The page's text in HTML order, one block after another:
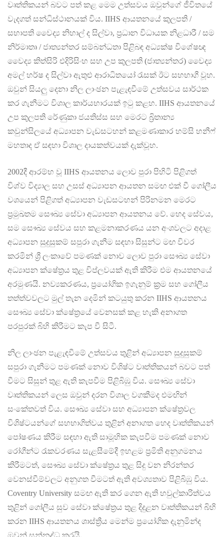
වෘත්තිකයන් බවට පත් කළ මෙම උත්සවය ඔවුන්ගේ ජීවිතයේ
වැදගත් සන්ධිස්ථානයක් විය. IIHS ආයතනයේ කුලපති /
සභාපති වෛද්‍ය නිහාල් ද සිල්වා, ප්‍රධාන විධායක නිළධාරී / සම
නිර්මාතෘ / ජාත්‍යන්තර සම්බන්ධතා පිළිබඳ අධ්‍යක්ෂ විශේෂඥ
වෛද්‍ය කිත්සිරි එදිරිසිංහ සහ උප කුලපති (ජාත්‍යන්තර) වෛද්‍ය
අමල් හර්ෂ ද සිල්වා ඇතුළු ආරාධිතයෝ රැසක් ඊට සහභාගී වූහ.
ඔවුන් සියලු දෙනා නිල ලාංඡන පැළැඳවීමේ උත්සවය සාර්ථක
කර ගැනීමට විශාල කාර්යභාරයක් ඉටු කළහ. IIHS ආයතනයේ
උප කුලපති රේණුකා ජයතිස්ස සහ මෙරට බ්‍රිතාන්‍ය
කවුන්සිලයේ අධ්‍යාපන වැඩසටහන් කළමණාකාර හම්සි හනීෆ්
මහතාද ඒ සඳහා විශාල දායකත්වයක් දැක්වූහ.
2002දී ආරම්භ වූ IIHS ආයතනය ලොව පුරා පිහිටි පිළිගත්
විශ්ව විද්‍යාල සහ උසස් අධ්‍යාපන ආයතන සමඟ එක් වී ගෝලීය
වශයෙන් පිළිගත් අධ්‍යාපන වැඩසටහන් පිරිනමන මෙරට
ප්‍රමුඛතම සෞඛ්‍ය සේවා අධ්‍යාපන ආයතනය වේ. හෙද සේවය,
සම සෞඛ්‍ය සේවය සහ කළමනාකරණය යන අංශවලට අදාළ
අධ්‍යාපන සුදුසුකම් සපුරා ගැනීම සඳහා සිසුන්ට මඟ විවර
කරමින් ශ්‍රී ලංකාවේ පමණක් නොව ලොව පුරා සෞඛ්‍ය සේවා
අධ්‍යාපන ක්ෂේත්‍රය තුළ විප්ලවයක් ඇති කිරීම එම ආයතනයේ
අරමුණයි. නව්‍යකරණය, ප්‍රයෝගික ඉගැනුම් ක්‍රම සහ ගෝලීය
තත්ත්වවලට මුල් තැන දෙමින් කටයුතු කරන IIHS ආයතනය
සෞඛ්‍ය සේවා ක්ෂේත්‍රයේ වෙනසක් කළ හැකි අනාගත
පරපුරක් බිහි කිරීමට කැප වී සිටී.
නිල ලාංඡන පැළැඳවීමේ උත්සවය තුළින් අධ්‍යාපන සුදුසුකම්
සපුරා ගැනීමට පමණක් නොව විශිෂ්ට වෘත්තිකයන් බවට පත්
වීමට සිසුන් තුළ ඇති කැපවීම පිළිබිඹු විය. සෞඛ්‍ය සේවා
වෘත්තිකයන් ලෙස ඔවුන් දරන විශාල වගකීමද එමඟින්
සංකේතවත් විය. සෞඛ්‍ය සේවා සහ අධ්‍යාපන ක්ෂේත්‍රවල
විශිෂ්ටයන්ගේ සහභාගිත්වය තුළින් අනාගත හෙද වෘත්තිකයන්
පෝෂණය කිරීම සඳහා ඇති සාමූහික කැපවීම පමණක් නොව
රෝගීන්ට රැකවරණය සැළසීමේදී ඉහළම ප්‍රමිති අනුගමනය
කිරීමටත්, සෞඛ්‍ය සේවා ක්ෂේත්‍රය තුළ සිදු වන නිරන්තර
වෙනස්වීම්වලට අනුගත වීමටත් ඇති අවශ්‍යතාව පිළිබිඹු විය.
Coventry University සමඟ ඇති කර ගෙන ඇති හවුල්කාරිත්වය
තුළින් ගෝලීය සුව සේවා ක්ෂේත්‍රය තුළ දිදුළන වෘත්තිකයන් බිහි
කරන IIHS ආයතනය ශාස්ත්‍රීය මෙන්ම ප්‍රයෝගික දැනුමින්ද
ඔවුන් සන්නද්ධ කරයි.